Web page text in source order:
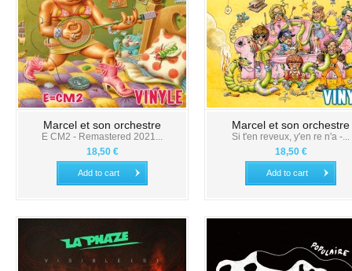
Marcel et son orchestre
E CM2 - Remastered 2021...
18,50 €
Add to cart
Marcel et son orchestre
Si t'en reveux, y'en re n'a -...
18,50 €
Add to cart